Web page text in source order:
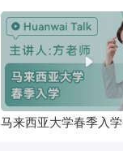
马来西亚大学春季入学